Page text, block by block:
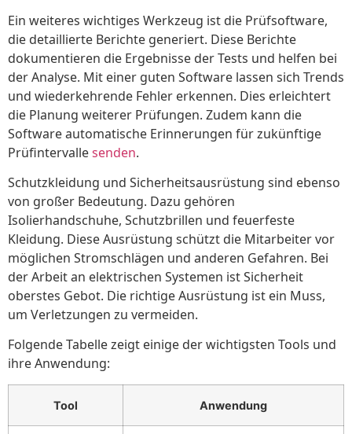
Ein weiteres wichtiges Werkzeug ist die Prüfsoftware,
die detaillierte Berichte generiert. Diese Berichte
dokumentieren die Ergebnisse der Tests und helfen bei
der Analyse. Mit einer guten Software lassen sich Trends
und wiederkehrende Fehler erkennen. Dies erleichtert
die Planung weiterer Prüfungen. Zudem kann die
Software automatische Erinnerungen für zukünftige
Prüfintervallesenden.
Schutzkleidung und Sicherheitsausrüstung sind ebenso
von großer Bedeutung. Dazu gehören
Isolierhandschuhe, Schutzbrillen und feuerfeste
Kleidung. Diese Ausrüstung schützt die Mitarbeiter vor
möglichen Stromschlägen und anderen Gefahren. Bei
der Arbeit an elektrischen Systemen ist Sicherheit
oberstes Gebot. Die richtige Ausrüstung ist ein Muss,
um Verletzungen zu vermeiden.
Folgende Tabelle zeigt einige der wichtigsten Tools und
ihre Anwendung:
Tool Anwendung